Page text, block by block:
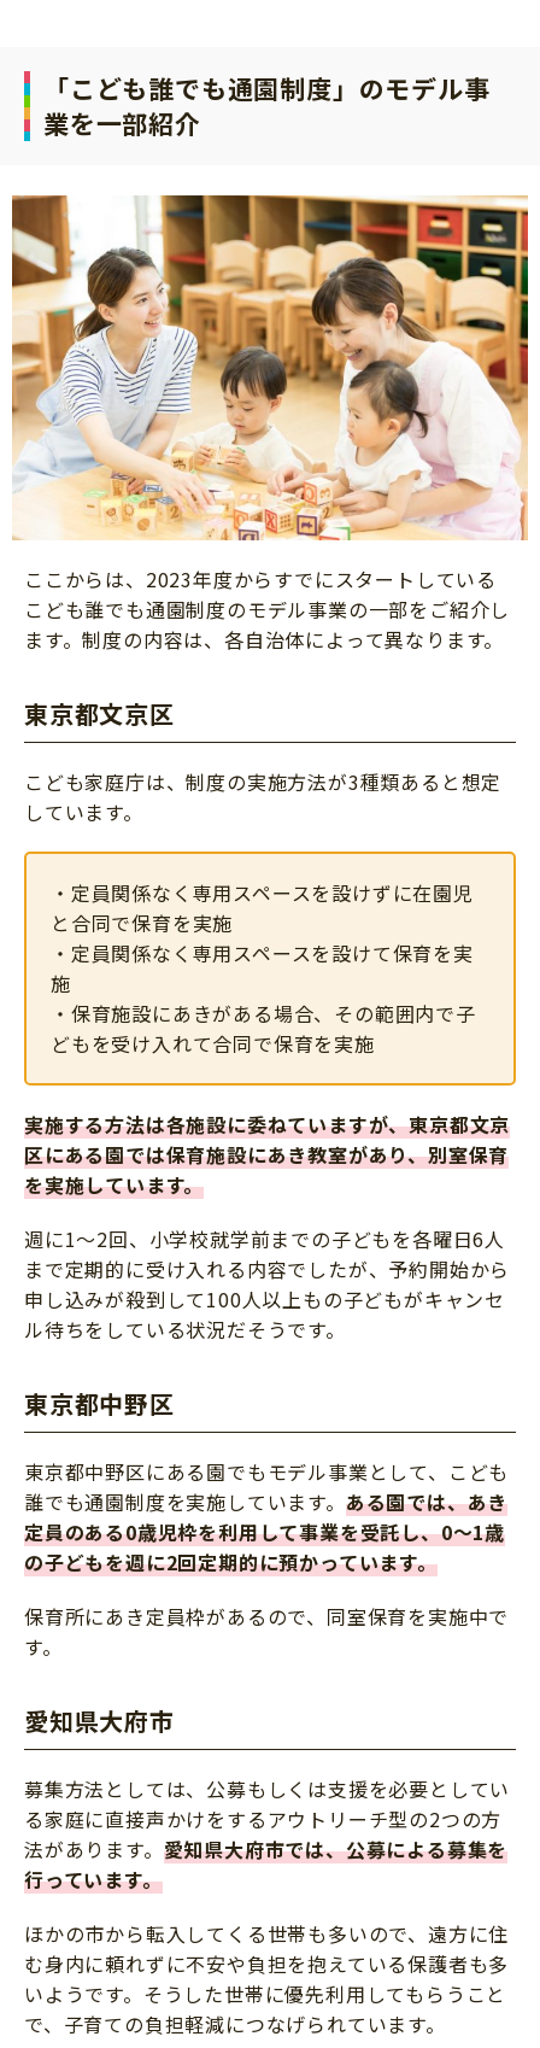
「こども誰でも通園制度」のモデル事
業を一部紹介
ここからは、2023年度からすでにスタートしている
こども誰でも通園制度のモデル事業の一部をご紹介し
ます。制度の内容は、各自治体によって異なります。
東京都文京区
こども家庭庁は、制度の実施方法が3種類あると想定
しています。
・定員関係なく専用スペースを設けずに在園児
と合同で保育を実施
・定員関係なく専用スペースを設けて保育を実
施
・保育施設にあきがある場合、その範囲内で子
どもを受け入れて合同で保育を実施
実施する方法は各施設に委ねていますが、東京都文京
区にある園では保育施設にあき教室があり、別室保育
を実施しています。
週に1〜2回、小学校就学前までの子どもを各曜日6人
まで定期的に受け入れる内容でしたが、予約開始から
申し込みが殺到して100人以上もの子どもがキャンセ
ル待ちをしている状況だそうです。
東京都中野区
東京都中野区にある園でもモデル事業として、こども
誰でも通園制度を実施しています。 ある園では、あき
定員のある0歳児枠を利用して事業を受託し、0～1歳
の子どもを週に2回定期的に預かっています。
保育所にあき定員枠があるので、同室保育を実施中で
す。
愛知県大府市
募集方法としては、公募もしくは支援を必要としてい
る家庭に直接声かけをするアウトリーチ型の2つの方
法があります。 愛知県大府市では、公募による募集を
行っています。
ほかの市から転入してくる世帯も多いので、遠方に住
む身内に頼れずに不安や負担を抱えている保護者も多
いようです。そうした世帯に優先利用してもらうこと
で、子育ての負担軽減につなげられています。